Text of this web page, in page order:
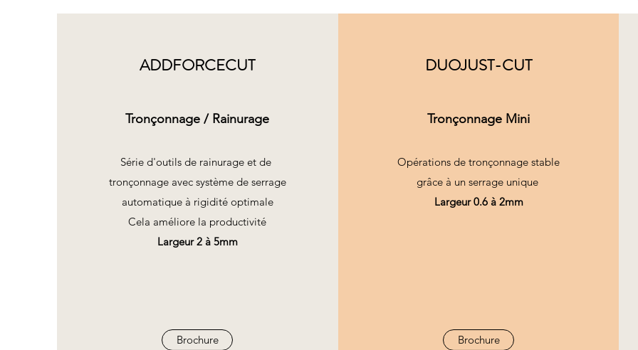
ADDFORCECUT
Tronçonnage / Rainurage
Série d'outils de rainurage et de
tronçonnage avec système de serrage
automatique à rigidité optimale
Cela améliore la productivité
Largeur 2 à 5mm
Brochure
DUOJUST-CUT
Tronçonnage Mini
Opérations de tronçonnage stable
grâce à un serrage unique
Largeur 0.6 à 2mm
Brochure